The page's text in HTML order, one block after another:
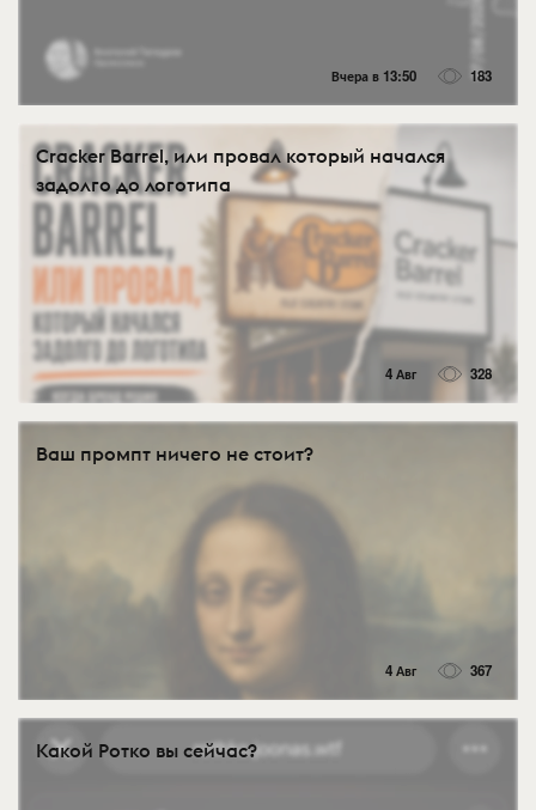
Вчера в 13:50 183
Cracker Barrel, или провал который начался
задолго до логотипа
4 Авг 328
Ваш промпт ничего не стоит?
4 Авг 367
Какой Ротко вы сейчас?